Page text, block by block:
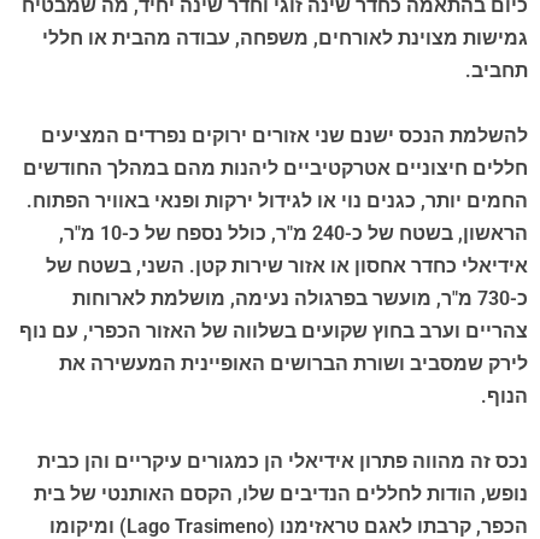
כיום בהתאמה כחדר שינה זוגי וחדר שינה יחיד, מה שמבטיח
גמישות מצוינת לאורחים, משפחה, עבודה מהבית או חללי
תחביב.
להשלמת הנכס ישנם שני אזורים ירוקים נפרדים המציעים
חללים חיצוניים אטרקטיביים ליהנות מהם במהלך החודשים
החמים יותר, כגנים נוי או לגידול ירקות ופנאי באוויר הפתוח.
הראשון, בשטח של כ-240 מ"ר, כולל נספח של כ-10 מ"ר,
אידיאלי כחדר אחסון או אזור שירות קטן. השני, בשטח של
כ-730 מ"ר, מועשר בפרגולה נעימה, מושלמת לארוחות
צהריים וערב בחוץ שקועים בשלווה של האזור הכפרי, עם נוף
לירק שמסביב ושורת הברושים האופיינית המעשירה את
הנוף.
נכס זה מהווה פתרון אידיאלי הן כמגורים עיקריים והן כבית
נופש, הודות לחללים הנדיבים שלו, הקסם האותנטי של בית
הכפר, קרבתו לאגם טראזימנו (Lago Trasimeno) ומיקומו